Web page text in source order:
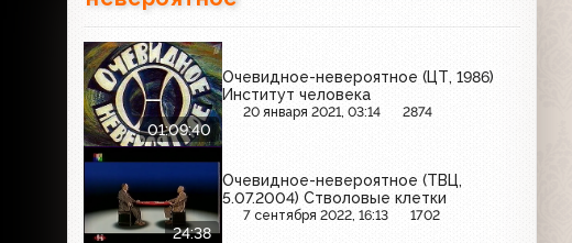
01:09:40
Очевидное-невероятное (ЦТ, 1986)
Институт человека
20 января 2021, 03:14 2874
24:38
Очевидное-невероятное (ТВЦ,
5.07.2004) Стволовые клетки
7 сентября 2022, 16:13 1702